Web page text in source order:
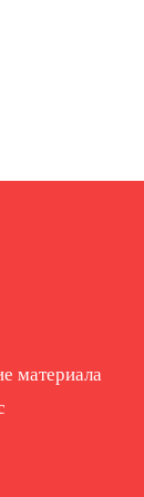
материала